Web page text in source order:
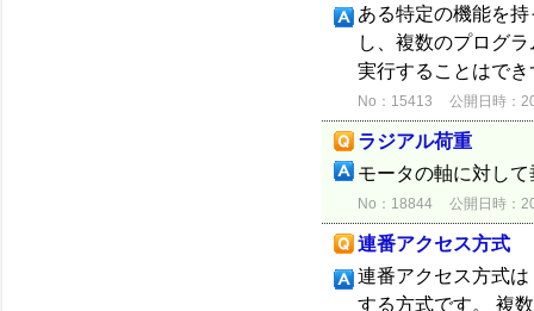
ある特定の機能を
し、複数のプログ
実行することはで
No：15413 公開日時：
ラジアル荷重
モータの軸に対し
No：18844 公開日時：
連番アクセス方式
連番アクセス方式
する方式です。 複